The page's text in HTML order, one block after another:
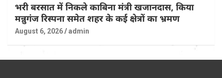
भरी बरसात में निकले काबिना मंत्री खजानदास, किया
मन्नुगंज रिस्पना समेत शहर के कई क्षेत्रों का भ्रमण
August 6, 2026 admin